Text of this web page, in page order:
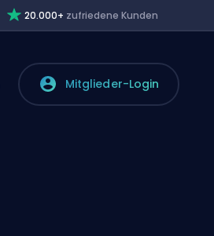
20.000+ zufriedene Kunden
Mitglieder-Login